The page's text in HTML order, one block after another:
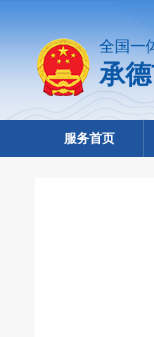
全国一
承
服务首页